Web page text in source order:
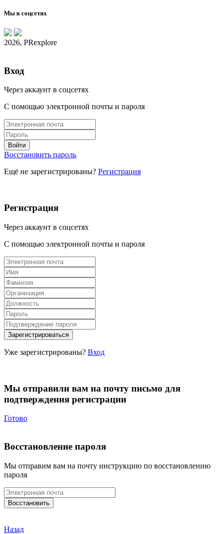
Мы в соцсетях
2026, PRexplore
Вход
Через аккаунт в соцсетях
С помощью электронной почты и пароля
Восстановить пароль
Ещё не зарегистрированы? Регистрация
Регистрация
Через аккаунт в соцсетях
С помощью электронной почты и пароля
Уже зарегистрированы? Вход
Мы отправили вам на почту письмо для
подтверждения регистрации
Готово
Восстановление пароля
Мы отправим вам на почту инструкцию по восстановлению
пароля
Назад